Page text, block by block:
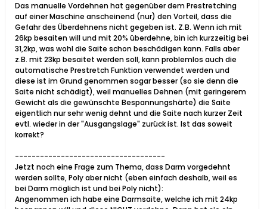
Das manuelle Vordehnen hat gegenüber dem Prestretching
auf einer Maschine anscheinend (nur) den Vorteil, dass die
Gefahr des Überdehnens nicht gegeben ist. Z.B. Wenn ich mit
26kp besaiten will und mit 20% überdehne, bin ich kurzzeitig bei
31,2kp, was wohl die Saite schon beschädigen kann. Falls aber
z.B. mit 23kp besaitet werden soll, kann problemlos auch die
automatische Prestretch Funktion verwendet werden und
diese ist im Grund genommen sogar besser (so sie denn die
Saite nicht schädigt), weil manuelles Dehnen (mit geringerem
Gewicht als die gewünschte Bespannungshärte) die Saite
eigentlich nur sehr wenig dehnt und die Saite nach kurzer Zeit
evtl. wieder in der "Ausgangslage" zurück ist. Ist das soweit
korrekt?
------------------------------------
Jetzt noch eine Frage zum Thema, dass Darm vorgedehnt
werden sollte, Poly aber nicht (eben einfach deshalb, weil es
bei Darm möglich ist und bei Poly nicht):
Angenommen ich habe eine Darmsaite, welche ich mit 24kp